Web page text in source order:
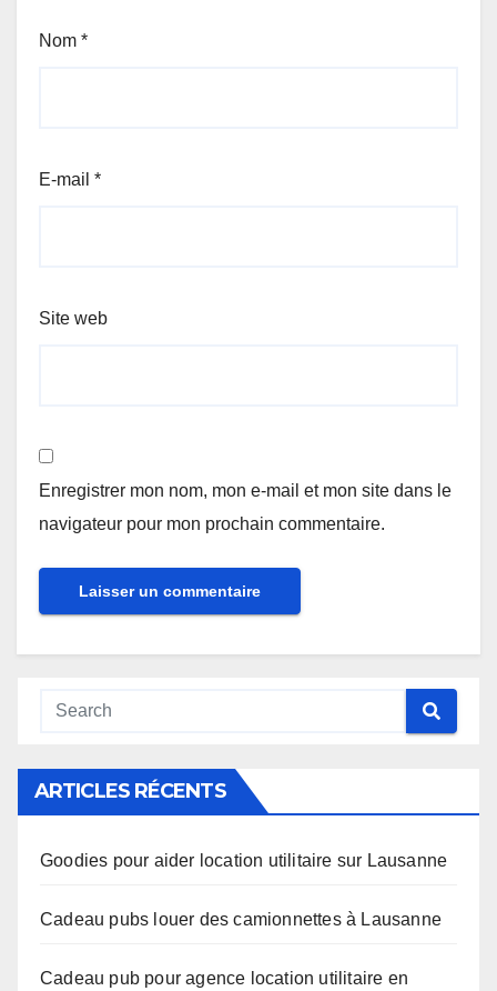
Nom *
E-mail *
Site web
Enregistrer mon nom, mon e-mail et mon site dans le
navigateur pour mon prochain commentaire.
ARTICLES RÉCENTS
Goodies pour aider location utilitaire sur Lausanne
Cadeau pubs louer des camionnettes à Lausanne
Cadeau pub pour agence location utilitaire en